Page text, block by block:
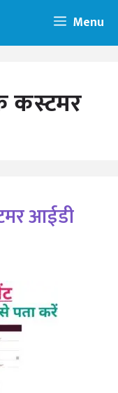
Menu
कस्टमर
आईडी